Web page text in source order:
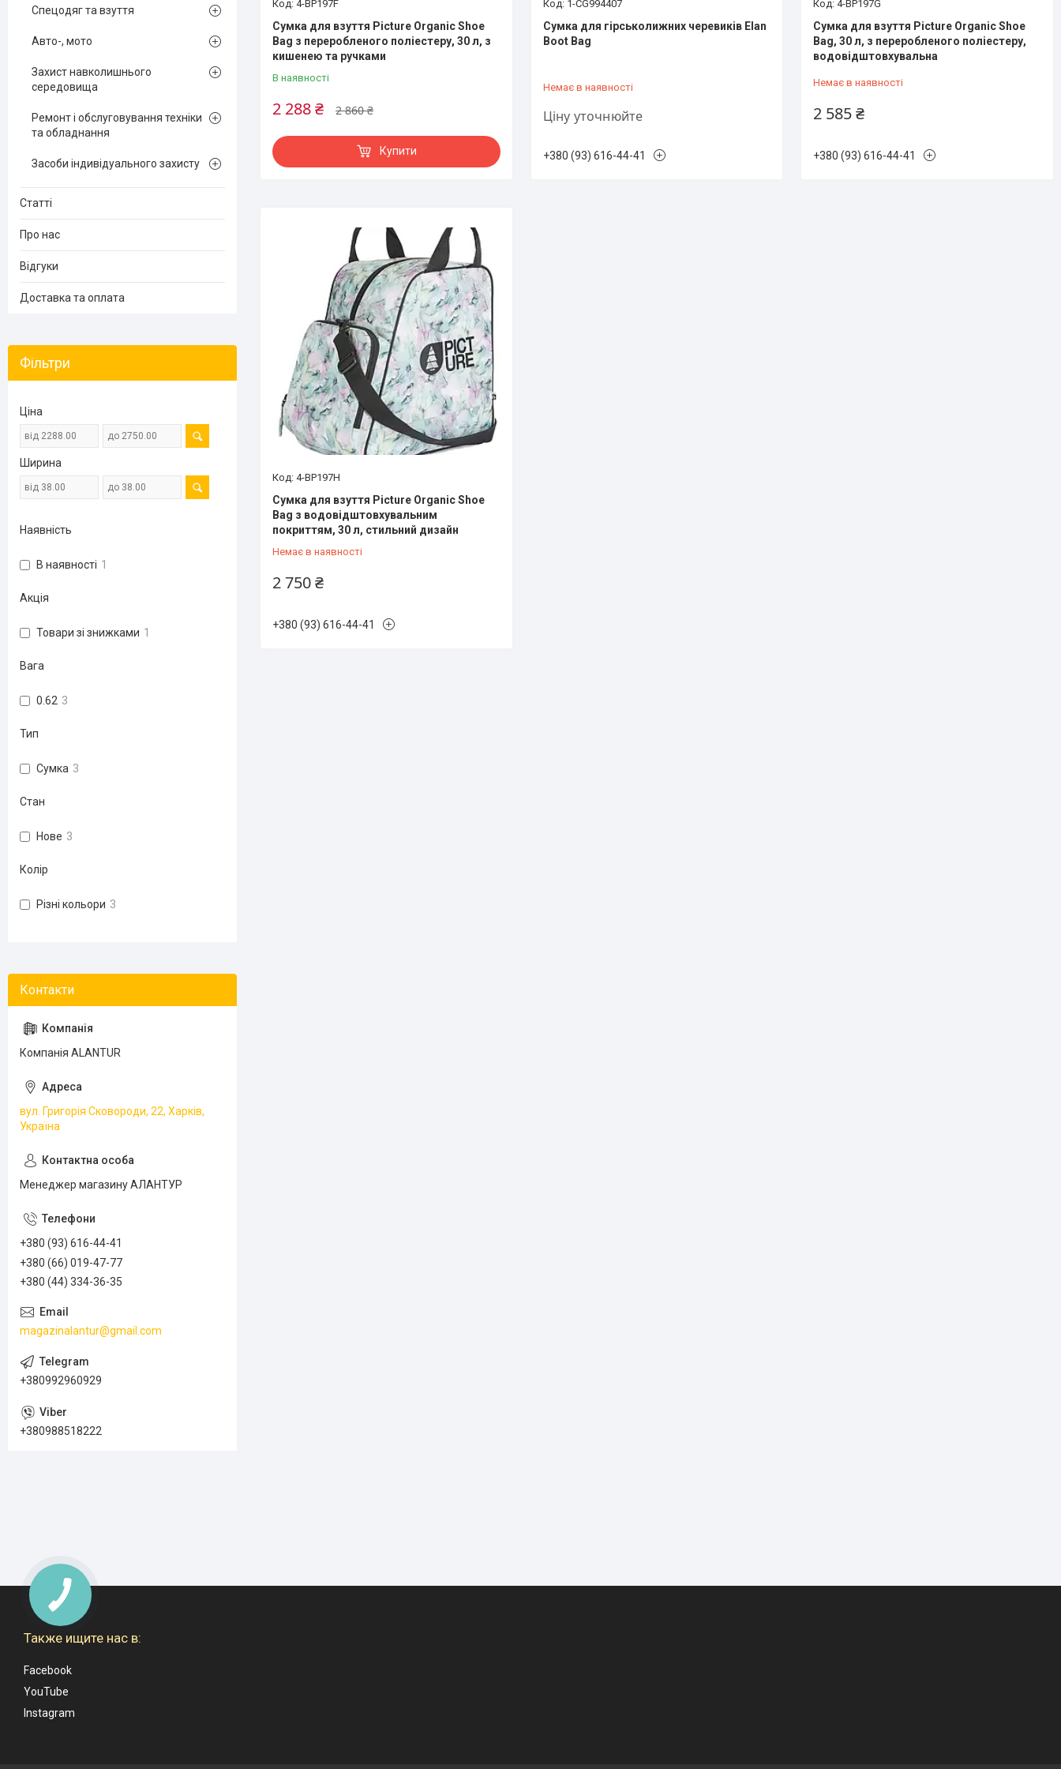
4-BP197F
Сумка для взуття Picture Organic Shoe
Bag з переробленого поліестеру, 30 л, з
кишенею та ручками
В наявності
2 860 ₴
2 288 ₴
Купити
1-CG994407
Сумка для гірськолижних черевиків Elan
Boot Bag
Немає в наявності
Ціну уточнюйте
+380 (93) 616-44-41
4-BP197G
Сумка для взуття Picture Organic Shoe
Bag, 30 л, з переробленого поліестеру,
водовідштовхувальна
Немає в наявності
2 585 ₴
+380 (93) 616-44-41
4-BP197H
Сумка для взуття Picture Organic Shoe
Bag з водовідштовхувальним
покриттям, 30 л, стильний дизайн
Немає в наявності
2 750 ₴
+380 (93) 616-44-41
Спецодяг та взуття
Авто-, мото
Захист навколишнього
середовища
Ремонт і обслуговування техніки
та обладнання
Засоби індивідуального захисту
Статті
Про нас
Відгуки
Доставка та оплата
Фільтри
Ціна
Ширина
Наявність
В наявності 1
Акція
Товари зі знижками 1
Вага
0.62 3
Тип
Сумка 3
Стан
Нове 3
Колір
Різні кольори 3
Компанія ALANTUR
вул. Григорія Сковороди, 22, Харків,
Україна
Менеджер магазину АЛАНТУР
+380 (93) 616-44-41
+380 (66) 019-47-77
+380 (44) 334-36-35
magazinalantur@gmail.com
+380992960929
+380988518222
Также ищите нас в:
Facebook
YouTube
Instagram